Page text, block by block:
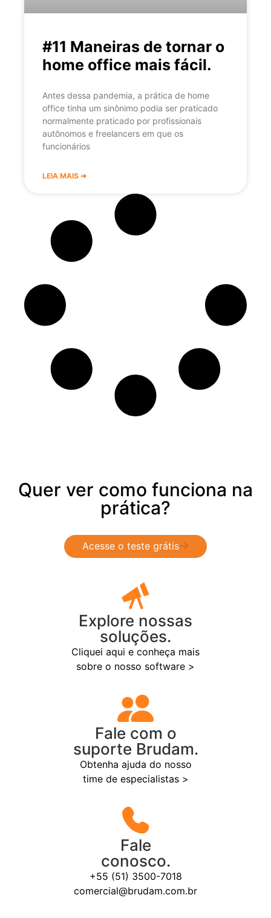
#11 Maneiras de tornar o
home office mais fácil.
Antes dessa pandemia, a prática de home
office tinha um sinônimo podia ser praticado
normalmente praticado por profissionais
autônomos e freelancers em que os
funcionários
LEIA MAIS ➔
Quer ver como funciona na
prática?
Acesse o teste grátis
Explore nossas
soluções.
Cliquei aqui e conheça mais
sobre o nosso software >
Fale com o
suporte Brudam.
Obtenha ajuda do nosso
time de especialistas >
Fale
conosco.
+55 (51) 3500-7018
comercial@brudam.com.br